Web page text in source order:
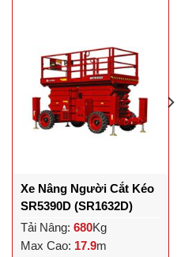
Xe Nâng Người Cắt Kéo
SR5390D (SR1632D)
Tải Nâng: 680Kg
Max Cao: 17.9m